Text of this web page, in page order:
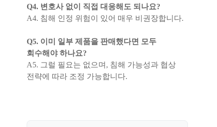
Q4. 변호사 없이 직접 대응해도 되나요?
A4. 침해 인정 위험이 있어 매우 비권장합니다.
Q5. 이미 일부 제품을 판매했다면 모두
회수해야 하나요?
A5. 그럴 필요는 없으며, 침해 가능성과 협상
전략에 따라 조정 가능합니다.